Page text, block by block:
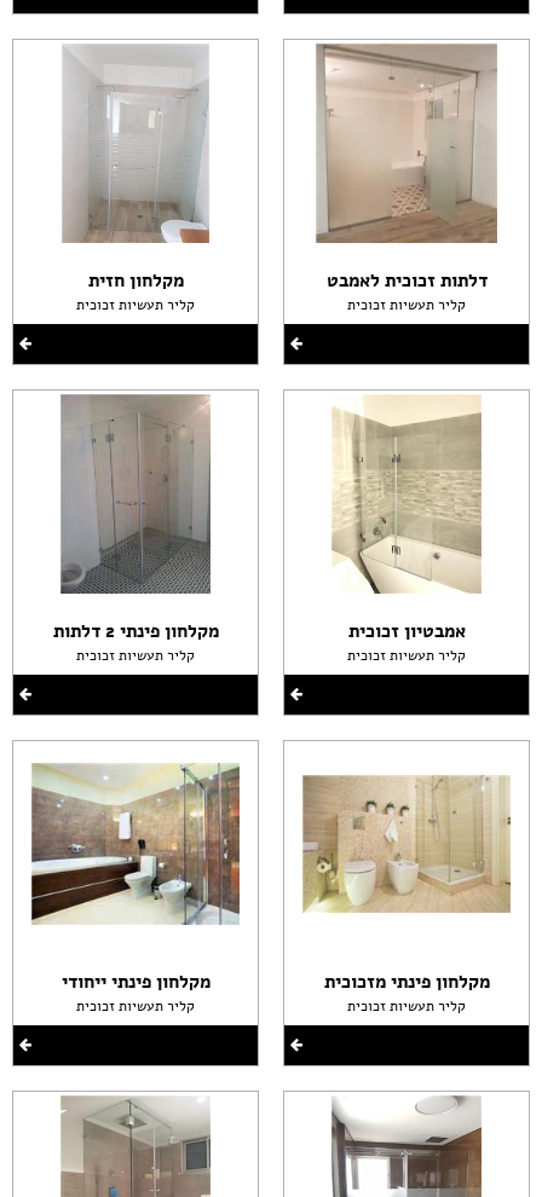
דלתות זכוכית לאמבט
קליר תעשיות זכוכית
אמבטיון זכוכית
קליר תעשיות זכוכית
מקלחון פינתי מזכוכית
קליר תעשיות זכוכית
מקלחון חזית
קליר תעשיות זכוכית
מקלחון פינתי 2 דלתות
קליר תעשיות זכוכית
מקלחון פינתי ייחודי
קליר תעשיות זכוכית